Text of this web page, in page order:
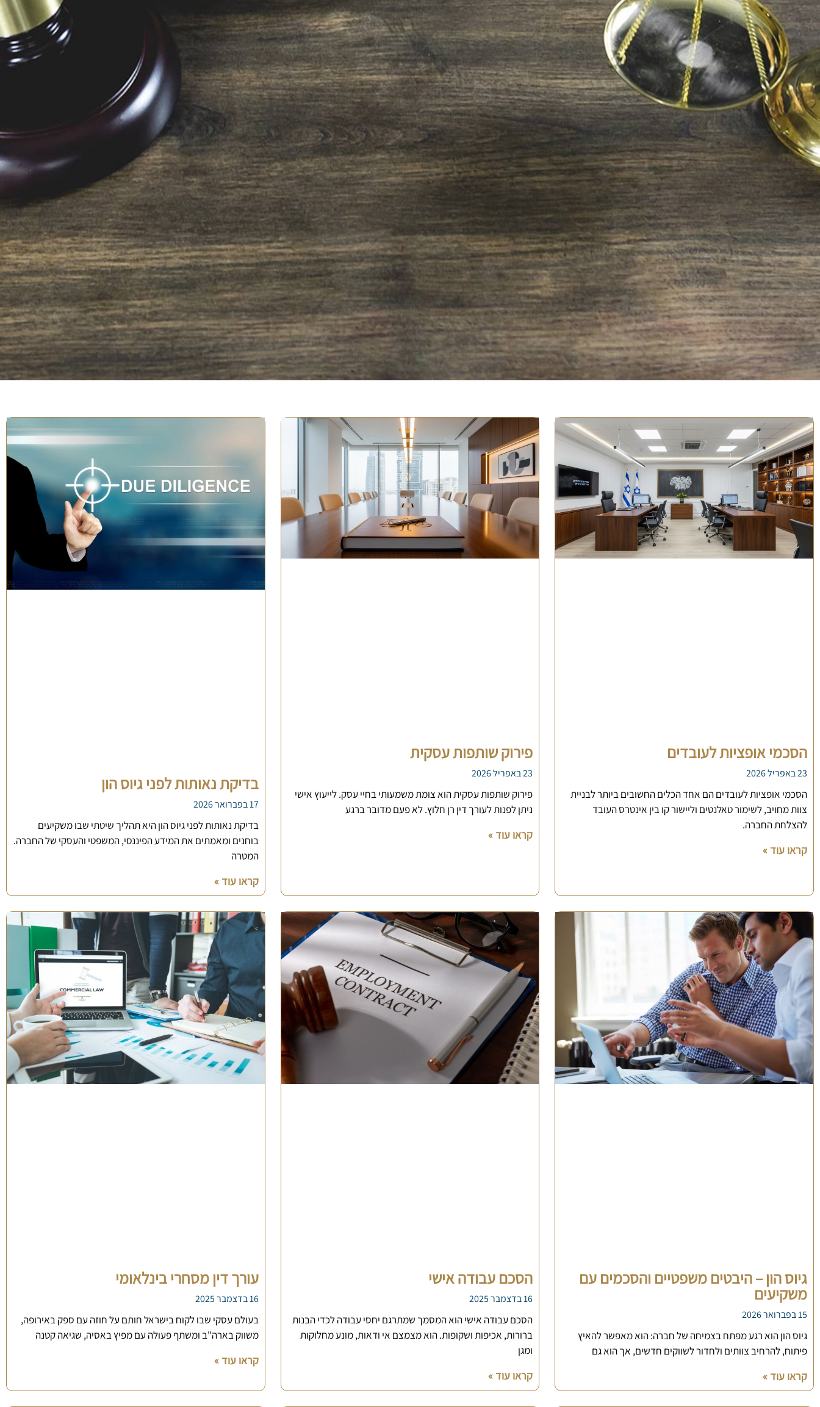
הסכמי אופציות לעובדים
23 באפריל 2026
הסכמי אופציות לעובדים הם אחד הכלים החשובים ביותר לבניית
צוות מחויב, לשימור טאלנטים וליישור קו בין אינטרס העובד
להצלחת החברה.
קראו עוד »
פירוק שותפות עסקית
23 באפריל 2026
פירוק שותפות עסקית הוא צומת משמעותי בחיי עסק. לייעוץ אישי
ניתן לפנות לעורך דין רן חלוץ. לא פעם מדובר ברגע
קראו עוד »
בדיקת נאותות לפני גיוס הון
17 בפברואר 2026
בדיקת נאותות לפני גיוס הון היא תהליך שיטתי שבו משקיעים
בוחנים ומאמתים את המידע הפיננסי, המשפטי והעסקי של החברה.
המטרה
קראו עוד »
גיוס הון – היבטים משפטיים והסכמים עם
משקיעים
15 בפברואר 2026
גיוס הון הוא רגע מפתח בצמיחה של חברה: הוא מאפשר להאיץ
פיתוח, להרחיב צוותים ולחדור לשווקים חדשים, אך הוא גם
קראו עוד »
הסכם עבודה אישי
16 בדצמבר 2025
הסכם עבודה אישי הוא המסמך שמתרגם יחסי עבודה לכדי הבנות
ברורות, אכיפות ושקופות. הוא מצמצם אי ודאות, מונע מחלוקות
ומגן
קראו עוד »
עורך דין מסחרי בינלאומי
16 בדצמבר 2025
בעולם עסקי שבו לקוח בישראל חותם על חוזה עם ספק באירופה,
משווק בארה"ב ומשתף פעולה עם מפיץ באסיה, שגיאה קטנה
קראו עוד »